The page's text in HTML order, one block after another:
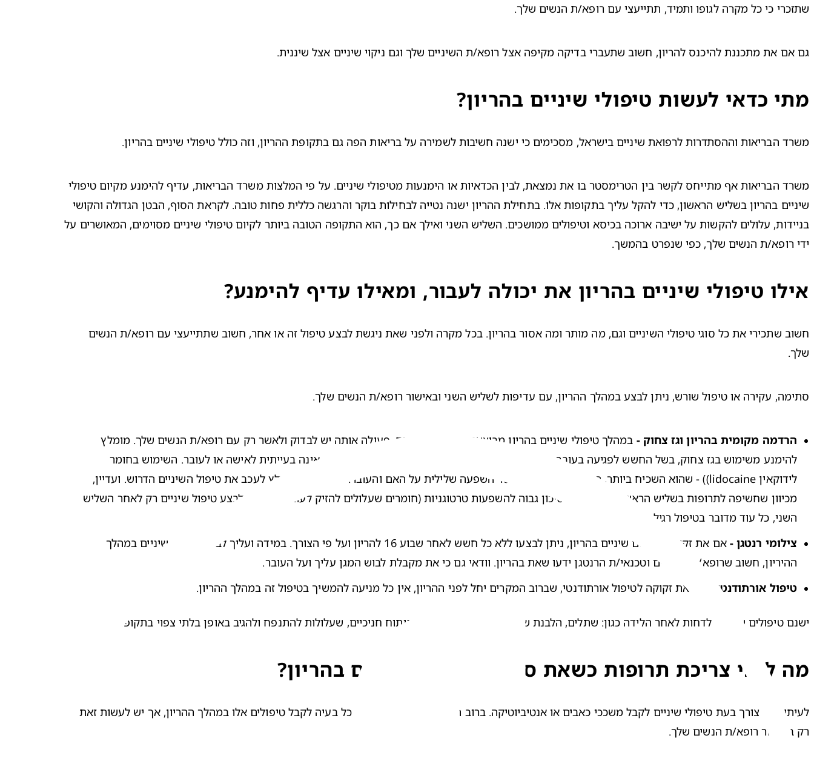
שתזכרי כי כל מקרה לגופו ותמיד, תתייעצי עם רופא/ת הנשים שלך.
גם אם את מתכננת להיכנס להריון, חשוב שתעברי בדיקה מקיפה אצל רופא/ת השיניים שלך וגם ניקוי שיניים אצל שיננית.
מתי כדאי לעשות טיפולי שיניים בהריון?
משרד הבריאות וההסתדרות לרפואת שיניים בישראל, מסכימים כי ישנה חשיבות לשמירה על בריאות הפה גם בתקופת ההריון, וזה כולל טיפולי שיניים בהריון.
שיניים בהריון בשליש הראשון, כדי להקל עליך בתקופות אלו. בתחילת ההריון ישנה נטייה לבחילות בוקר
בניידות, עלולים להקשות על ישיבה ארוכה בכיסא וטיפולים ממושכים. השליש השני ואילך אם כך, הוא התקופה הטובה ביותר לקיום טיפולי שיניים מסוימים, המאושרים על
ידי רופא/ת הנשים שלך, כפי שנפרט בהמשך.
אילו טיפולי שיניים בהריון את יכולה לעבור, ומאילו עדיף להימנע?
שלך.
סתימה, עקירה או טיפול שורש, ניתן לבצע במהלך ההריון, עם עדיפות לשליש השני ובאישור רופא/ת הנשים שלך.
הרדמה מקומית בהריון וגז צחוק -
במהלך טיפולי שיניים בהריון מבוצעת הרדמה מקומית, פעולה אותה יש לבדוק ולאשר רק עם רופא/ת הנשים שלך. מומלץ
להימנע משימוש בגז צחוק, בשל החשש לפגיעה בעובר.
השני, כל עוד מדובר בטיפול רגיל ולא חירום.
צילומי רנטגן - אם את זקוקה לצילום שיניים בהריון, ניתן לבצעו ללא כל חשש לאחר שבוע 16 להריון
ההיריון, חשוב שרופא/ת השיניים וטכנאי/ת הרנטגן ידעו שאת בהריון. וודאי גם כי את מקבלת לבוש המגן עליך ועל העובר.
טיפול אורתודנטי
- אם את זקוקה לטיפול אורתודנטי, שברוב המקרים יחל לפני ההריון, אין כל מניעה להמשיך בטיפול זה במהלך ההריון.
ישנם טיפולים שעדיף לדחות לאחר הלידה כגון: שתלים, הלבנת שיניים וכתרים. כך גם לגבי ניתוח חניכיים, שעלולות להתנפח ולהגיב באופן בלתי צפוי בתקופה זו.
מה לגבי צריכת תרופות כשאת סובלת מכאבי שיניים בהריון?
רק באישור רופא/ת הנשים שלך.